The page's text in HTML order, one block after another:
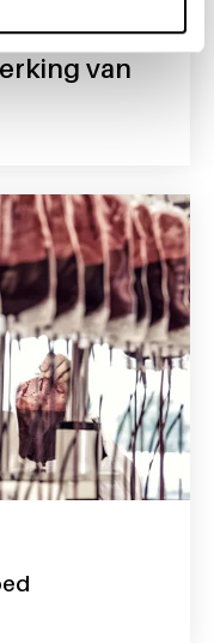
van
de werking van
bloed